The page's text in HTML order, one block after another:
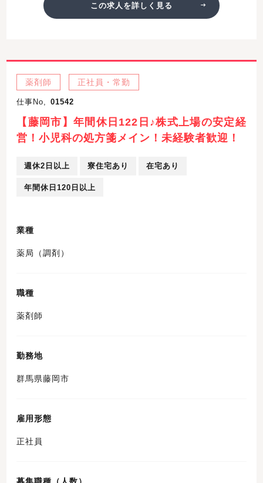
この求人を詳しく見る
薬剤師 正社員・常勤
仕事No, 01542
【藤岡市】年間休日122日♪株式上場の安定経
営！小児科の処方箋メイン！未経験者歓迎！
週休2日以上 寮住宅あり 在宅あり
年間休日120日以上
業種
薬局（調剤）
職種
薬剤師
勤務地
群馬県藤岡市
雇用形態
正社員